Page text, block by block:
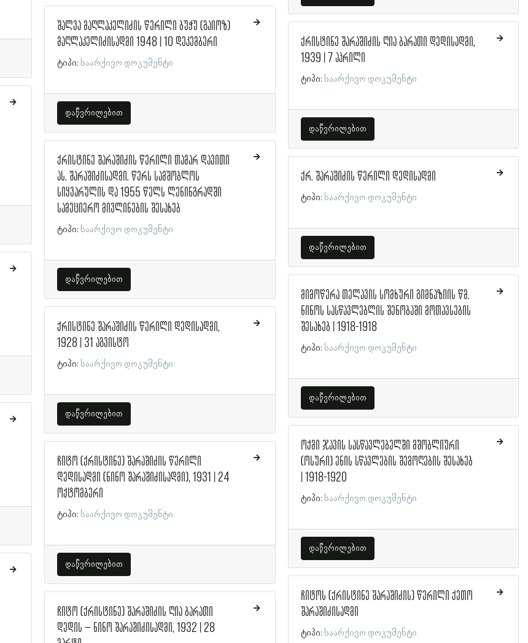
შალვა მაღლაკელიძის წერილი ბუჭუ (გაიოზ)
მაღლაკელიძისადმი 1948 | 10 დეკემბერი
ტიპი: საარქივო დოკუმენტი
დაწვრილებით
ქრისტინე შარაშიძის წერილი თამარ დავითი
ას. შარაშიძისადმი. წერს სამშობლოს
სიყვარულის და 1955 წელს ლენინგრადში
სამეციერო მივლინების შესახებ
ტიპი: საარქივო დოკუმენტი
დაწვრილებით
ქრისტინე შარაშიძის წერილი დედისადმი,
1928 | 31 აგვისტო
ტიპი: საარქივო დოკუმენტი
დაწვრილებით
ჩიტო (ქრისტინე) შარაშიძის წერილი
დედისადმი (ნინო შარაშიძისადმი), 1931 | 24
ოქტომბერი
ტიპი: საარქივო დოკუმენტი
დაწვრილებით
ჩიტო (ქრისტინე) შარაშიძის ღია ბარათი
დედის – ნინო შარაშიძისადმი, 1932 | 28
ქრისტინე შარაშიძის ღია ბარათი დედისადმი,
1939 | 7 აპრილი
ტიპი: საარქივო დოკუმენტი
დაწვრილებით
ქრ. შარაშიძის წერილი დედისადმი
ტიპი: საარქივო დოკუმენტი
დაწვრილებით
მიმოწერა თელავის სომხური გიმნაზიის წმ.
ნინოს სასწავლებლის შენობაში მოთავსების
შესახებ | 1918-1918
ტიპი: საარქივო დოკუმენტი
დაწვრილებით
ოქმი ჯავის სასწავლებელში მშობლიური
(ოსური) ენის სწავლების შემოღების შესახებ
| 1918-1920
ტიპი: საარქივო დოკუმენტი
დაწვრილებით
ჩიტოს (ქრისტინე შარაშიძის) წერილი ქეთო
შარაშიძისადმი
ტიპი: საარქივო დოკუმენტი